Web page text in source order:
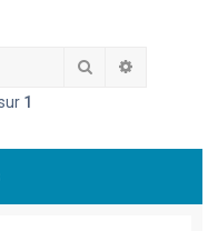
h
r
Rechercher
1